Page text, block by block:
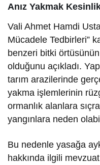
Anız Yakmak
Vali Ahmet Hamdi
Mücadele Tedbirleri”
benzeri bitki
olduğunu açıkladı.
tarım arazilerinde
yakma işlemlerinin
ormanlık alanlara
yangınlara neden
Bu nedenle yasağa
hakkında ilgili